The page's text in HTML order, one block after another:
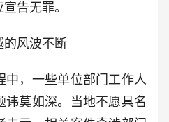
告无罪。
的风波不断
中，一些单位部门工作人
讳莫如深。当地不愿具名